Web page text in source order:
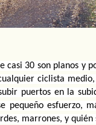
casi 30 son planos y
ciclista
puertos en la
pequeño esfuerzo,
marrones, y quién